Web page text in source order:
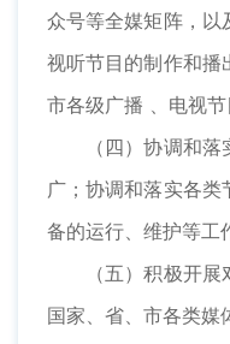
众号等全媒矩阵，以
视听节目的制作和播
市各级广播 、电视节
（四）协调和落
广；协调和落实各类
备的运行、维护等工
（五）积极开展
国家、省、市各类媒